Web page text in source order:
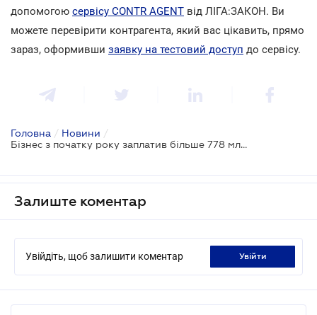
допомогою сервісу CONTR AGENT від ЛІГА:ЗАКОН. Ви
можете перевірити контрагента, який вас цікавить, прямо
зараз, оформивши заявку на тестовий доступ до сервісу.
Головна / Новини /
Бізнес з початку року заплатив більше 778 млн. грн за неоформленных співробітників
Залиште коментар
Увійдіть, щоб залишити коментар увійти